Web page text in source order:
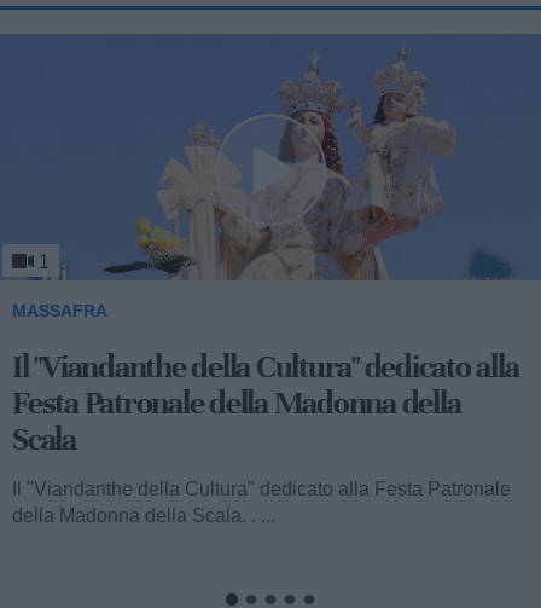
1
MASSAFRA
Viandanthe della Cultura: la "Chiesa
Rupestre della Buona Nuova"
Ecco a voi il terzo speciale del "Viandanthe della Cultura"
dedicato alla Madonna della Scala. Vi porteremo alla
scoperta della "Chiesa...